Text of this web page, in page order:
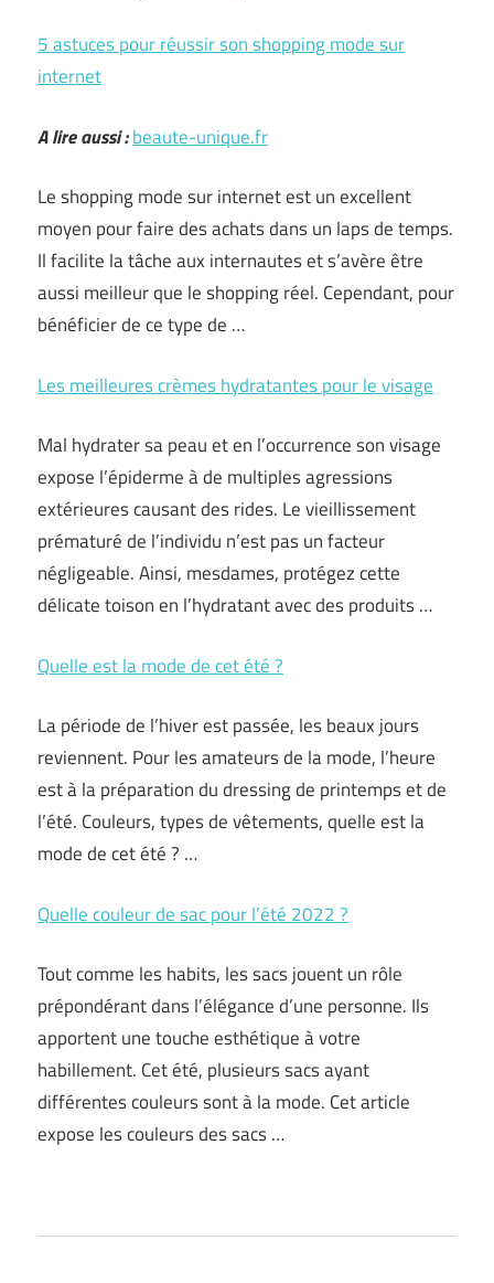
5 astuces pour réussir son shopping mode sur
internet
A lire aussi :beaute-unique.fr
Le shopping mode sur internet est un excellent
moyen pour faire des achats dans un laps de temps.
Il facilite la tâche aux internautes et s’avère être
aussi meilleur que le shopping réel. Cependant, pour
bénéficier de ce type de …
Les meilleures crèmes hydratantes pour le visage
Mal hydrater sa peau et en l’occurrence son visage
expose l’épiderme à de multiples agressions
extérieures causant des rides. Le vieillissement
prématuré de l’individu n’est pas un facteur
négligeable. Ainsi, mesdames, protégez cette
délicate toison en l’hydratant avec des produits …
Quelle est la mode de cet été ?
La période de l’hiver est passée, les beaux jours
reviennent. Pour les amateurs de la mode, l’heure
est à la préparation du dressing de printemps et de
l’été. Couleurs, types de vêtements, quelle est la
mode de cet été ? …
Quelle couleur de sac pour l’été 2022 ?
Tout comme les habits, les sacs jouent un rôle
prépondérant dans l’élégance d’une personne. Ils
apportent une touche esthétique à votre
habillement. Cet été, plusieurs sacs ayant
différentes couleurs sont à la mode. Cet article
expose les couleurs des sacs …